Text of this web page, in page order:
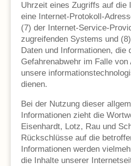
Uhrzeit eines Zugriffs auf die
eine Internet-Protokoll-
(7) der Internet-Service-
zugreifenden Systems und
Daten und Informationen, die
Gefahrenabwehr im Falle von
unsere
dienen.
Bei der Nutzung dieser
Informationen zieht die
Eisenhardt, Lotz, Rau und
Rückschlüsse auf die
Informationen werden
die Inhalte unserer